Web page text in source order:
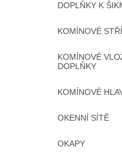
DOPLŇKY K
KOMÍNOVÉ
KOMÍNOVÉ
DOPLŇKY
KOMÍNOVÉ
OKENNÍ SÍTĚ
OKAPY